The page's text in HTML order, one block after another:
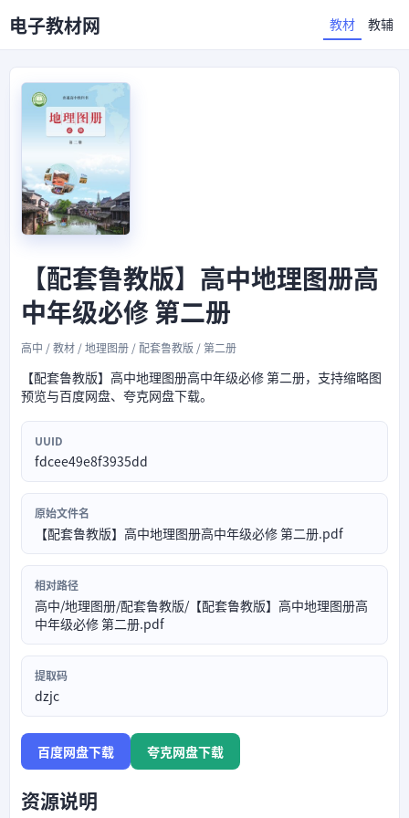
电子教材网 教材 教辅
【配套鲁教版】高中地理图册高
中年级必修 第二册
高中 / 教材 / 地理图册 / 配套鲁教版 / 第二册
【配套鲁教版】高中地理图册高中年级必修 第二册，支持缩略图
预览与百度网盘、夸克网盘下载。
UUID
fdcee49e8f3935dd
原始文件名
【配套鲁教版】高中地理图册高中年级必修 第二册.pdf
相对路径
高中/地理图册/配套鲁教版/【配套鲁教版】高中地理图册高
中年级必修 第二册.pdf
提取码
dzjc
百度网盘下载 夸克网盘下载
资源说明